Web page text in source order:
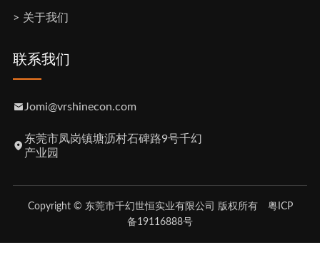
关于我们
联系我们
Jomi@vrshinecon.com
东莞市凤岗镇塘沥村石碑路9号千幻
产业园
Copyright © 东莞市千幻世恒实业有限公司 版权所有
粤ICP
备19116888号